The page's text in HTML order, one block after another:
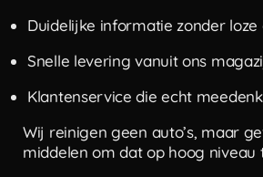
Duidelijke informatie zonder loze
Snelle levering vanuit ons
Klantenservice die echt
Wij reinigen geen auto’s, maar
middelen om dat op hoog niveau